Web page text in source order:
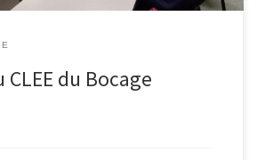
CLEE du Bocage